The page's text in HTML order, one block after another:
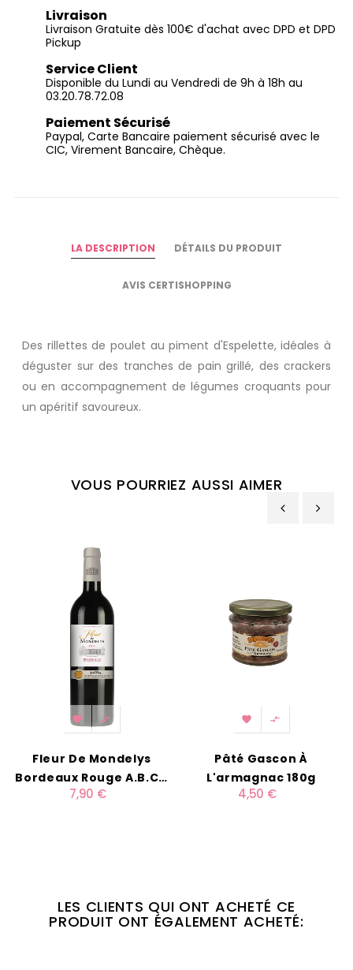
Livraison
Livraison Gratuite dès 100€ d'achat avec DPD et DPD
Pickup
Service Client
Disponible du Lundi au Vendredi de 9h à 18h au
03.20.78.72.08
Paiement Sécurisé
Paypal, Carte Bancaire paiement sécurisé avec le
CIC, Virement Bancaire, Chèque.
LA DESCRIPTION DÉTAILS DU PRODUIT
AVIS CERTISHOPPING
Des rillettes de poulet au piment d'Espelette, idéales à
déguster sur des tranches de pain grillé, des crackers
ou en accompagnement de légumes croquants pour
un apéritif savoureux.
VOUS POURRIEZ AUSSI AIMER
 
Fleur De Mondelys
Bordeaux Rouge A.B.C.*
75cl
7,90 €
 
Pâté Gascon À
L'armagnac 180g
4,50 €
LES CLIENTS QUI ONT ACHETÉ CE
PRODUIT ONT ÉGALEMENT ACHETÉ: